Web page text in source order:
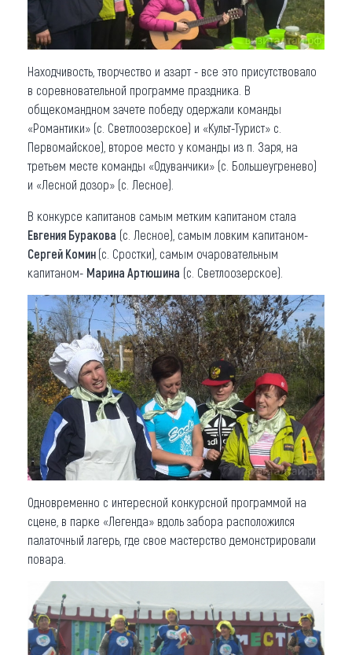
Находчивость, творчество и азарт - все это присутствовало
в соревновательной программе праздника. В
общекомандном зачете победу одержали команды
«Романтики» (с. Светлоозерское) и «Культ-Турист» с.
Первомайское), второе место у команды из п. Заря, на
третьем месте команды «Одуванчики» (с. Большеугренево)
и «Лесной дозор» (с. Лесное).
В конкурсе капитанов самым метким капитаном стала
Евгения Буракова (с. Лесное), самым ловким капитаном-
Сергей Комин (с. Сростки), самым очаровательным
капитаном- Марина Артюшина (с. Светлоозерское).
Одновременно с интересной конкурсной программой на
сцене, в парке «Легенда» вдоль забора расположился
палаточный лагерь, где свое мастерство демонстрировали
повара.